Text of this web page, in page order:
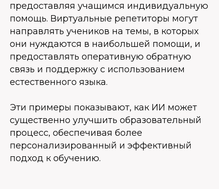
предоставляя учащимся индивидуальную
помощь. Виртуальные репетиторы могут
направлять учеников на темы, в которых
они нуждаются в наибольшей помощи, и
предоставлять оперативную обратную
связь и поддержку с использованием
естественного языка.
Эти примеры показывают, как ИИ может
существенно улучшить образовательный
процесс, обеспечивая более
персонализированный и эффективный
подход к обучению.